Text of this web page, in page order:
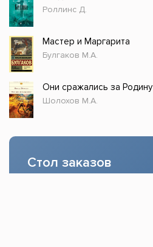
Роллинс Д.
Мастер и Маргарита
Булгаков М.А.
Они сражались за Родину
Шолохов М.А.
Стол заказов